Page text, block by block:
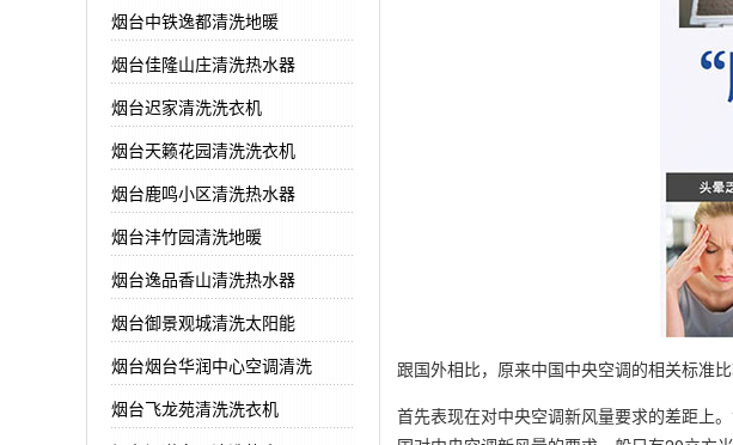
烟台中铁逸都清洗地暖
烟台佳隆山庄清洗热水器
烟台迟家清洗洗衣机
烟台天籁花园清洗洗衣机
烟台鹿鸣小区清洗热水器
烟台沣竹园清洗地暖
烟台逸品香山清洗热水器
烟台御景观城清洗太阳能
烟台烟台华润中心空调清洗
烟台飞龙苑清洗洗衣机
跟国外相比，原来中国中央空调的相关标准比
首先表现在对中央空调新风量要求的差距上